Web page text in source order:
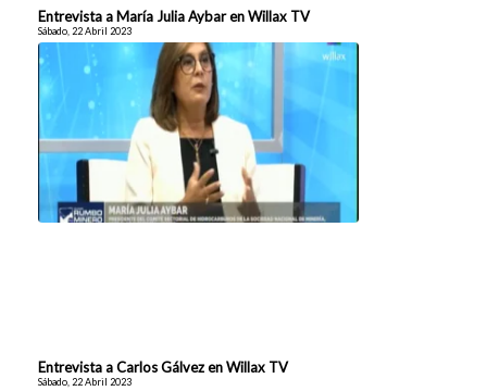
Entrevista a María Julia Aybar en Willax TV
Sábado, 22 Abril 2023
Entrevista a Carlos Gálvez en Willax TV
Sábado, 22 Abril 2023